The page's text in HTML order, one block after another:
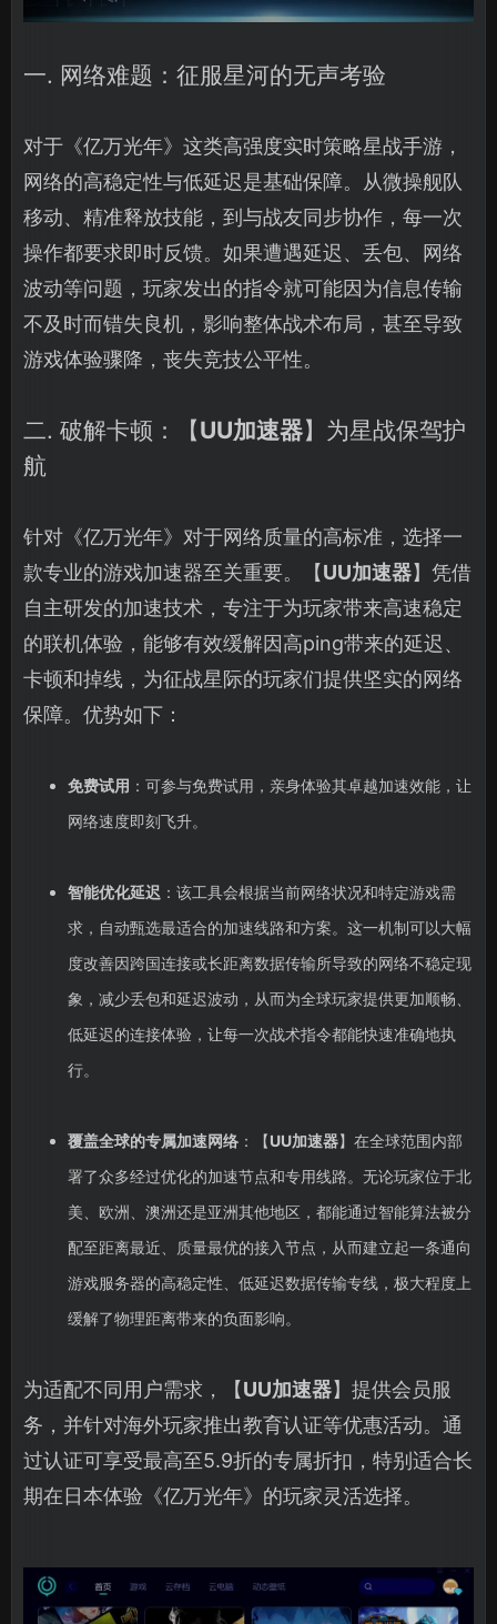
一. 网络难题：征服星河的无声考验
对于《亿万光年》这类高强度实时策略星战手游，
网络的高稳定性与低延迟是基础保障。从微操舰队
移动、精准释放技能，到与战友同步协作，每一次
操作都要求即时反馈。如果遭遇延迟、丢包、网络
波动等问题，玩家发出的指令就可能因为信息传输
不及时而错失良机，影响整体战术布局，甚至导致
游戏体验骤降，丧失竞技公平性。
二. 破解卡顿：【UU加速器】为星战保驾护
航
针对《亿万光年》对于网络质量的高标准，选择一
款专业的游戏加速器至关重要。【UU加速器】凭借
自主研发的加速技术，专注于为玩家带来高速稳定
的联机体验，能够有效缓解因高ping带来的延迟、
卡顿和掉线，为征战星际的玩家们提供坚实的网络
保障。优势如下：
免费试用 ：可参与免费试用，亲身体验其卓越加速效能，让
网络速度即刻飞升。
智能优化延迟 ：该工具会根据当前网络状况和特定游戏需
求，自动甄选最适合的加速线路和方案。这一机制可以大幅
度改善因跨国连接或长距离数据传输所导致的网络不稳定现
象，减少丢包和延迟波动，从而为全球玩家提供更加顺畅、
低延迟的连接体验，让每一次战术指令都能快速准确地执
行。
覆盖全球的专属加速网络：【UU加速器】在全球范围内部
署了众多经过优化的加速节点和专用线路。无论玩家位于北
美、欧洲、澳洲还是亚洲其他地区，都能通过智能算法被分
配至距离最近、质量最优的接入节点，从而建立起一条通向
游戏服务器的高稳定性、低延迟数据传输专线，极大程度上
缓解了物理距离带来的负面影响。
为适配不同用户需求，【UU加速器】提供会员服
务，并针对海外玩家推出教育认证等优惠活动。通
过认证可享受最高至5.9折的专属折扣，特别适合长
期在日本体验《亿万光年》的玩家灵活选择。